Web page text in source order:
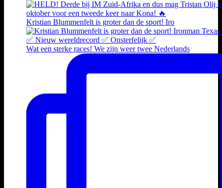
Kristian Blummenfelt is groter dan de sport! Iro
Wat een sterke races! We zijn weer twee Nederlands